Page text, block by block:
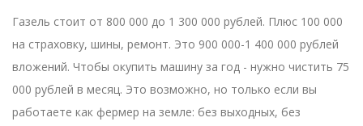
Газель стоит от 800 000 до 1 300 000 рублей. Плюс 100 000
на страховку, шины, ремонт. Это 900 000-1 400 000 рублей
вложений. Чтобы окупить машину за год - нужно чистить 75
000 рублей в месяц. Это возможно, но только если вы
работаете как фермер на земле: без выходных, без